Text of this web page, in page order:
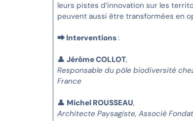
leurs pistes d’innovation sur les
peuvent aussi être transformées en
⮕ Interventions:
👤 Jérôme COLLOT,
Responsable du pôle biodiversité
France
👤 Michel ROUSSEAU,
Architecte Paysagiste, Associé